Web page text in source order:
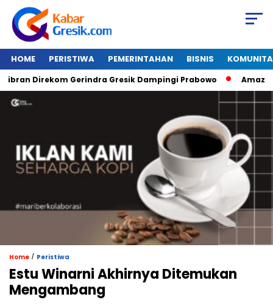
HOME PERISTIWA PEMERINTAHAN BISNIS
Direkom Gerindra Gresik Dampingi Prabowo Amazon
Home / Peristiwa
Estu Winarni Akhirnya Ditemukan
Mengambang